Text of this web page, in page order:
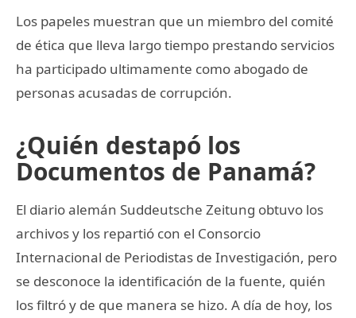
Los papeles muestran que un miembro del comité
de ética que lleva largo tiempo prestando servicios
ha participado ultimamente como abogado de
personas acusadas de corrupción.
¿Quién destapó los
Documentos de Panamá?
El diario alemán Suddeutsche Zeitung obtuvo los
archivos y los repartió con el Consorcio
Internacional de Periodistas de Investigación, pero
se desconoce la identificación de la fuente, quién
los filtró y de que manera se hizo. A día de hoy, los